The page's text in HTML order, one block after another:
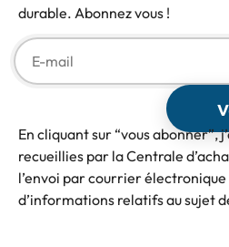
durable. Abonnez vous !
En cliquant sur “vous abonner”,
recueillies par la Centrale
l’envoi par courrier
d’informations relatifs au sujet